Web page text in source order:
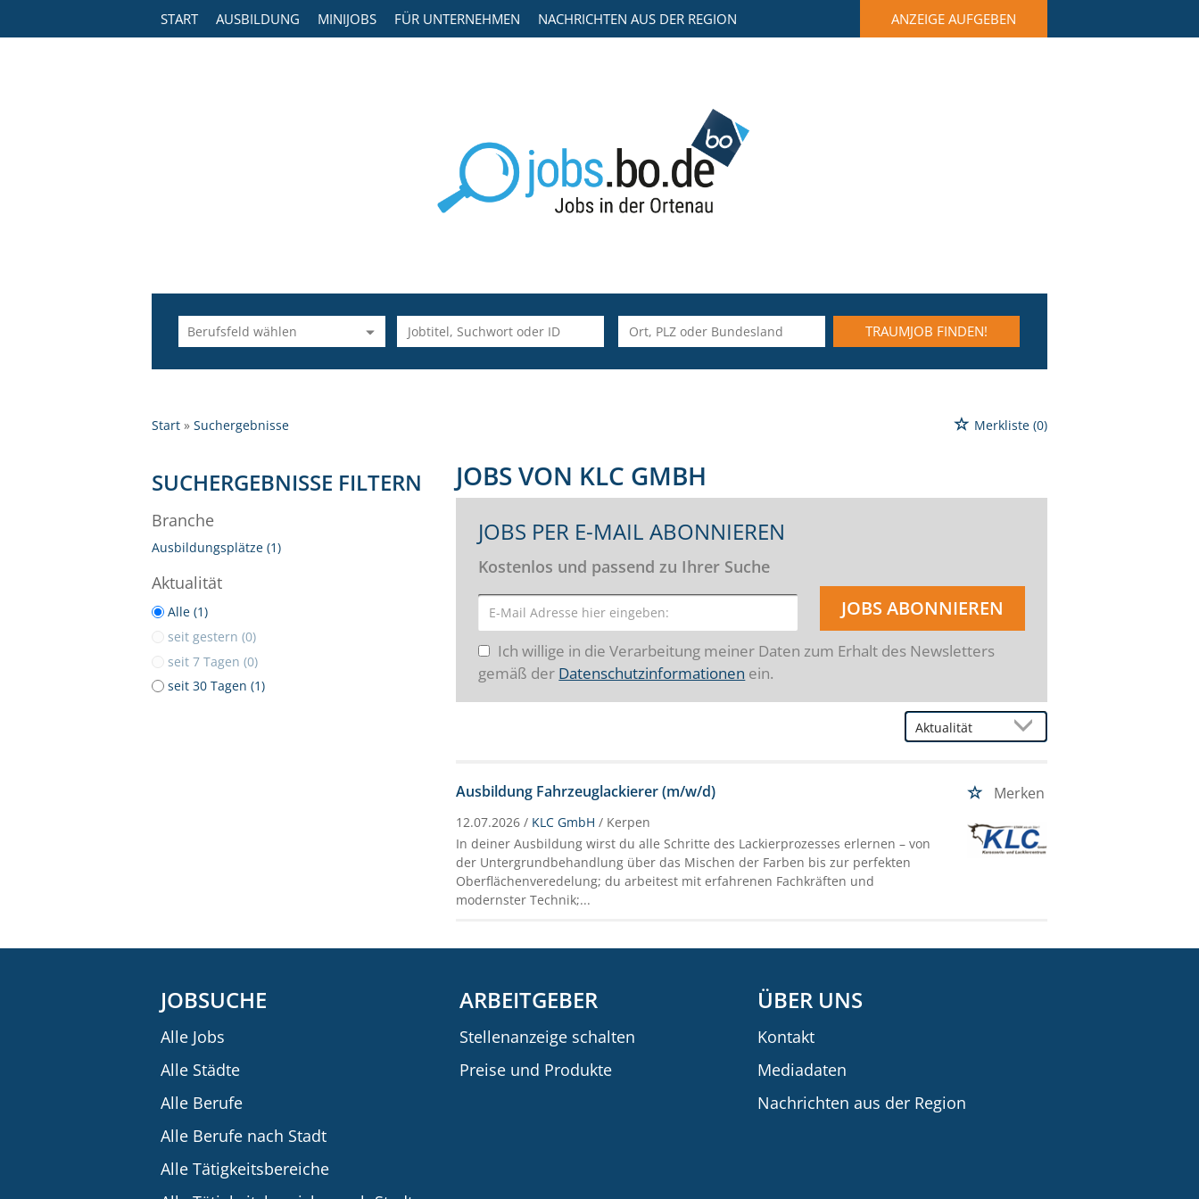
START AUSBILDUNG MINIJOBS FÜR UNTERNEHMEN NACHRICHTEN AUS DER REGION ANZEIGE AUFGEBEN
TRAUMJOB FINDEN!
Start Suchergebnisse Merkliste (0)
SUCHERGEBNISSE FILTERN
Branche
Ausbildungsplätze (1)
Aktualität
Alle (1)
seit gestern (0)
seit 7 Tagen (0)
seit 30 Tagen (1)
JOBS VON KLC GMBH
JOBS PER E-MAIL ABONNIEREN
Kostenlos und passend zu Ihrer Suche
JOBS ABONNIEREN
Ich willige in die Verarbeitung meiner Daten zum Erhalt des Newsletters
gemäß der Datenschutzinformationen ein.
Ausbildung Fahrzeuglackierer (m/w/d) Merken
12.07.2026 / KLC GmbH / Kerpen
In deiner Ausbildung wirst du alle Schritte des Lackierprozesses erlernen – von
der Untergrundbehandlung über das Mischen der Farben bis zur perfekten
Oberflächenveredelung; du arbeitest mit erfahrenen Fachkräften und
modernster Technik;...
JOBSUCHE
Alle Jobs
Alle Städte
Alle Berufe
Alle Berufe nach Stadt
Alle Tätigkeitsbereiche
ARBEITGEBER
Stellenanzeige schalten
Preise und Produkte
ÜBER UNS
Kontakt
Mediadaten
Nachrichten aus der Region